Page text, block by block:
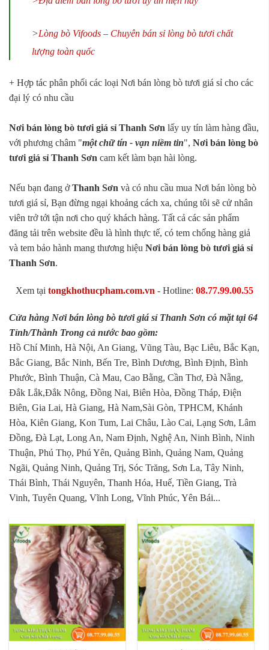
>Lòng bò Vifoods – Chuyên bán sỉ lòng bò tươi chất
lượng toàn quốc
+ Hợp tác phân phối các loại Nơi bán lòng bò tươi giá sỉ cho các
đại lý có nhu cầu
Nơi bán lòng bò tươi giá sỉ Thanh Sơn lấy uy tín làm hàng đầu,
với phương châm "một chữ tín - vạn niềm tin", Nơi bán lòng bò
tươi giá sỉ Thanh Sơn cam kết làm bạn hài lòng.
Nếu bạn đang ởThanh Sơn và có nhu cầu mua Nơi bán lòng bò
tươi giá sỉ, Bạn đừng ngại khoảng cách xa, chúng tôi sẽ cử nhân
viên trở tới tận nơi cho quý khách hàng. Tất cả các sản phẩm
đăng tải trên website đều là hình thực tế, có tem chống hàng giả
và tem bảo hành mang thương hiệu Nơi bán lòng bò tươi giá sỉ
Thanh Sơn.
Xem tại tongkhothucpham.com.vn - Hotline: 08.77.99.00.55
Cửa hàng Nơi bán lòng bò tươi giá sỉ Thanh Sơn có mặt tại 64
Tỉnh/Thành Trong cả nước bao gồm:
Hồ Chí Minh, Hà Nội, An Giang, Vũng Tàu, Bạc Liêu, Bắc Kạn,
Bắc Giang, Bắc Ninh, Bến Tre, Bình Dương, Bình Định, Bình
Phước, Bình Thuận, Cà Mau, Cao Bằng, Cần Thơ, Đà Nẵng,
Đắk Lắk,Đắk Nông, Đồng Nai, Biên Hòa, Đồng Tháp, Điện
Biên, Gia Lai, Hà Giang, Hà Nam,Sài Gòn, TPHCM, Khánh
Hòa, Kiên Giang, Kon Tum, Lai Châu, Lào Cai, Lạng Sơn, Lâm
Đồng, Đà Lạt, Long An, Nam Định, Nghệ An, Ninh Bình, Ninh
Thuận, Phú Thọ, Phú Yên, Quảng Bình, Quảng Nam, Quảng
Ngãi, Quảng Ninh, Quảng Trị, Sóc Trăng, Sơn La, Tây Ninh,
Thái Bình, Thái Nguyên, Thanh Hóa, Huế, Tiền Giang, Trà
Vinh, Tuyên Quang, Vĩnh Long, Vĩnh Phúc, Yên Bái...